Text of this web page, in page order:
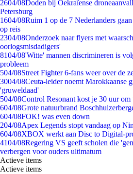
2604/08Doden bij Oekraïense
Petersburg
1604/08Ruim 1 op de 7 Nederlanders
op reis
2304/08Onderzoek naar flyers met
oorlogsmisdadigers'
8104/08'Witte' mannen discrimineren is
probleem
504/08Street Fighter 6-fans weer over de
3004/08Ceuta-leider noemt Marokkaanse
'gruweldaad'
504/08Control Resonant kost je 30 uur om
604/08Grote natuurbrand
604/08FOK! was even down
204/08Apex Legends stopt vandaag op
604/08XBOX werkt aan Disc to Digital-
4104/08Regering VS geeft scholen die
verbergen voor ouders ultimatum
Actieve items
Actieve items